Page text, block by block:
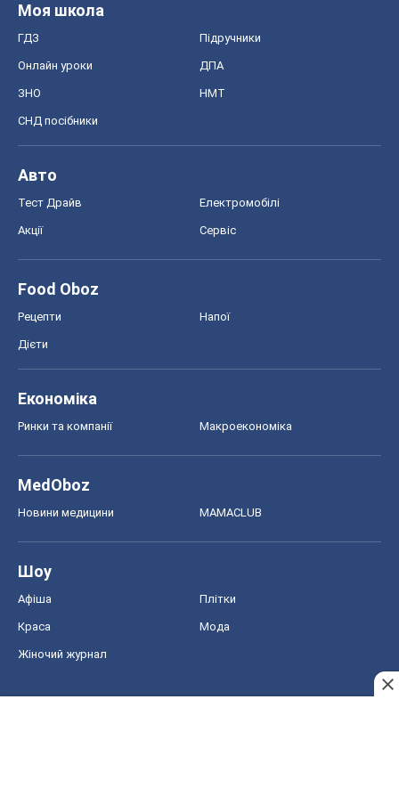
Моя школа
ГДЗ Підручники
Онлайн уроки ДПА
ЗНО НМТ
СНД посібники
Авто
Тест Драйв Електромобілі
Акції Сервіс
Food Oboz
Рецепти Напої
Дієти
Економіка
Ринки та компанії Макроекономіка
MedOboz
Новини медицини MAMACLUB
Шоу
Афіша Плітки
Краса Мода
Жіночий журнал